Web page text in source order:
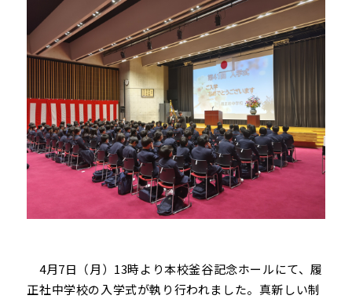
4月7日（月）13時より本校釜谷記念ホールにて、履
正社中学校の入学式が執り行われました。真新しい制